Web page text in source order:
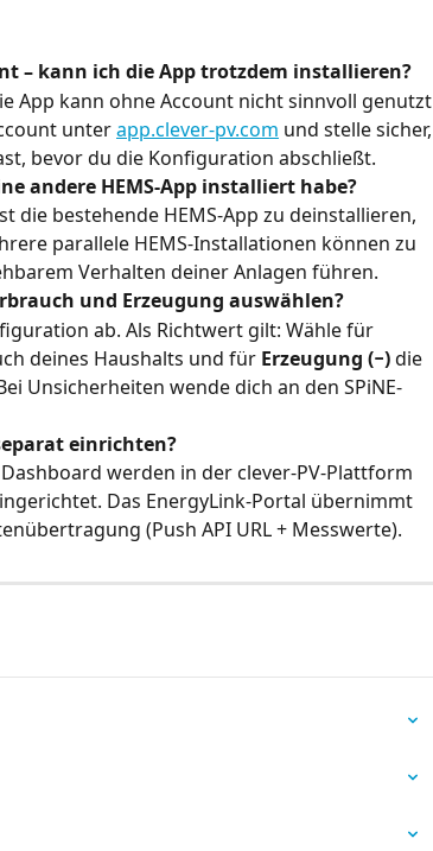
– kann ich die App trotzdem installieren?
App kann ohne Account nicht sinnvoll genutzt
unter app.clever-pv.com und stelle sicher,
bevor du die Konfiguration abschließt.
andere HEMS-App installiert habe?
die bestehende HEMS-App zu deinstallieren,
parallele HEMS-Installationen können zu
Verhalten deiner Anlagen führen.
und Erzeugung auswählen?
ab. Als Richtwert gilt: Wähle für
deines Haushalts und für Erzeugung (−) die
Unsicherheiten wende dich an den SPiNE-
einrichten?
werden in der clever-PV-Plattform
Das EnergyLink-Portal übernimmt
(Push API URL + Messwerte).